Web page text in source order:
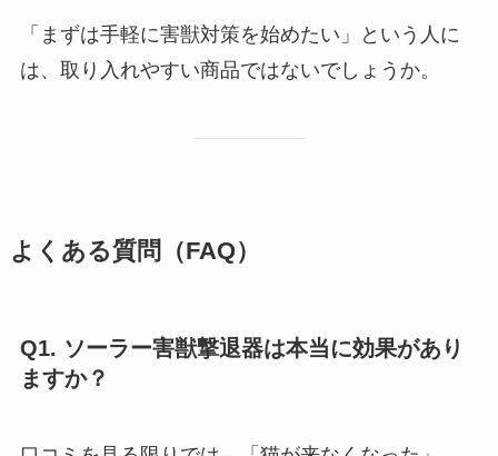
「まずは手軽に害獣対策を始めたい」という人に
は、取り入れやすい商品ではないでしょうか。
よくある質問（FAQ）
Q1. ソーラー害獣撃退器は本当に効果があり
ますか？